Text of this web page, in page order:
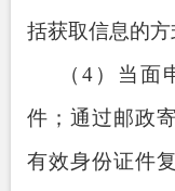
括获取信息的方
（ 4）当面
件；通过邮政
有效身份证件